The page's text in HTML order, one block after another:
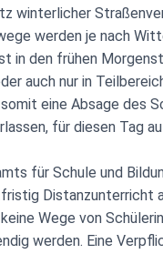
winterlicher
werden je nach
in den frühen
auch nur in
eine Absage des
für diesen Tag
für Schule und
Distanzunterricht
Wege von
werden. Eine